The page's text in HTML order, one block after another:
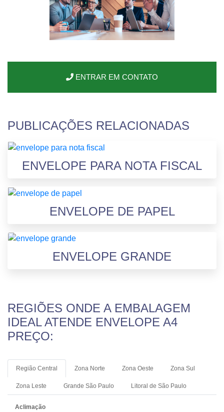
ENTRAR EM CONTATO
PUBLICAÇÕES RELACIONADAS
ENVELOPE PARA NOTA FISCAL
ENVELOPE DE PAPEL
ENVELOPE GRANDE
REGIÕES ONDE A EMBALAGEM
IDEAL ATENDE ENVELOPE A4
PREÇO:
Região Central Zona Norte Zona Oeste Zona Sul
Zona Leste Grande São Paulo Litoral de São Paulo
Aclimação